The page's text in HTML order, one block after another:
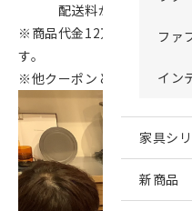
ファ
イン
家具シ
新商品
配送料が10,000円OFFと
※商品代金12万円(税込)以上
す。
※他クーポンとの併用は出